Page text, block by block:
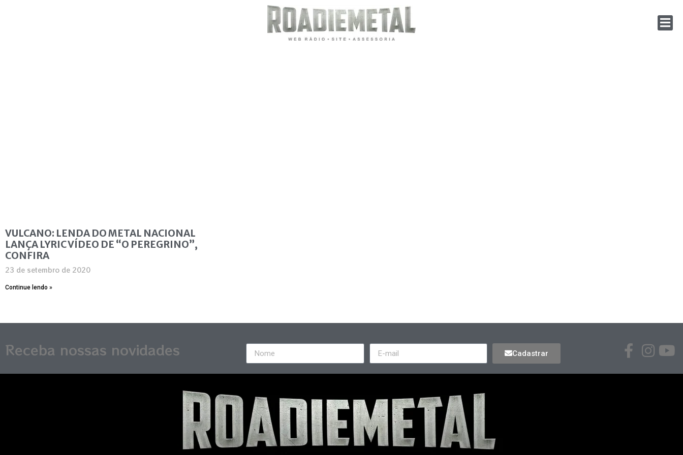
VULCANO: LENDA DO METAL NACIONAL
LANÇA LYRIC VÍDEO DE “O PEREGRINO”,
CONFIRA
23 de setembro de 2020
Continue lendo »
Receba nossas novidades Cadastrar